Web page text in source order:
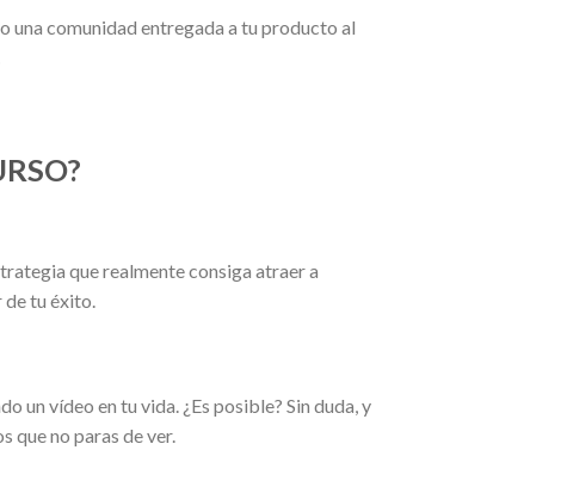
una comunidad entregada a tu producto al
que realmente consiga atraer a
de tu éxito.
un vídeo en tu vida. ¿Es posible? Sin duda, y
que no paras de ver.